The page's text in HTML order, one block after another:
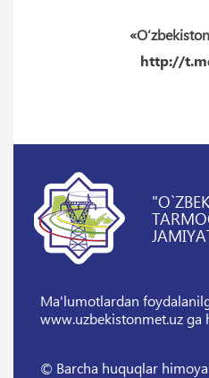
http://
Ma'lumotlardan
www.uzbekistonmet.uz ga
© Barcha huquqlar